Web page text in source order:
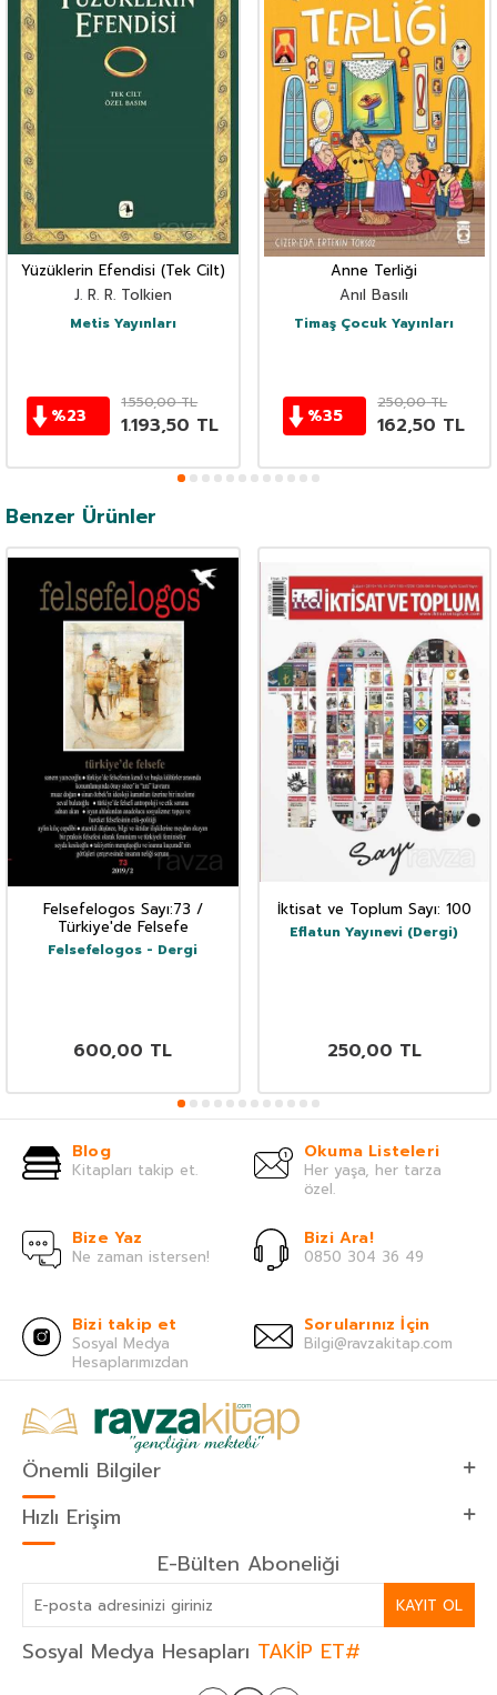
Yüzüklerin Efendisi (Tek Cilt)
J. R. R. Tolkien
Metis Yayınları
%23
1.550,00TL
1.193,50 TL
Anne Terliği
Anıl Basılı
Timaş Çocuk Yayınları
%35
250,00TL
162,50 TL
Benzer Ürünler
Felsefelogos Sayı:73 /
Türkiye'de Felsefe
Felsefelogos - Dergi
600,00 TL
İktisat ve Toplum Sayı: 100
Eflatun Yayınevi (Dergi)
250,00 TL
Blog
Kitapları takip et.
Okuma Listeleri
Her yaşa, her tarza
özel.
Bize Yaz
Ne zaman istersen!
Bizi Ara!
0850 304 36 49
Bizi takip et
Sosyal Medya
Hesaplarımızdan
Sorularınız İçin
Bilgi@ravzakitap.com
Önemli Bilgiler
Hızlı Erişim
E-Bülten Aboneliği
KAYIT OL
Sosyal Medya Hesapları TAKİP ET#